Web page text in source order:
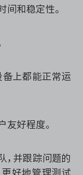
间和稳定性。
上都能正常运
友好程度。
，并跟踪问题的
更好地管理测试